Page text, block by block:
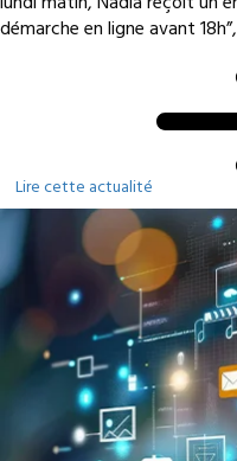
démarche en ligne avant
Lire cette actualité